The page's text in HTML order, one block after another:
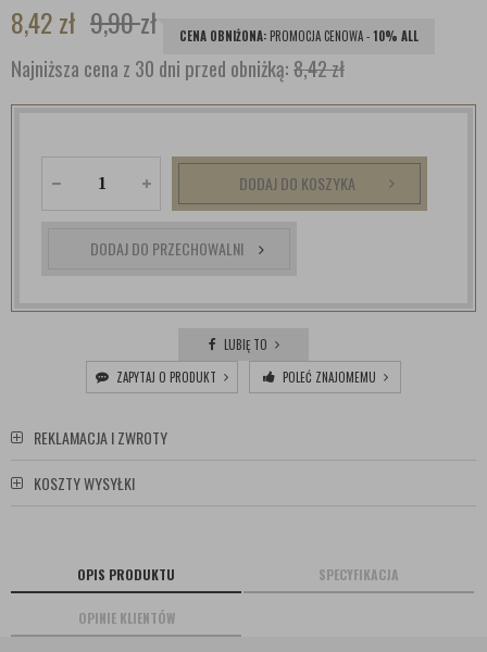
8,42zł 9,90zł CENA OBNIŻONA: PROMOCJA CENOWA -10% ALL
Najniższa cena z 30 dni przed obniżką:8,42 zł
DODAJ DO KOSZYKA
DODAJ DO PRZECHOWALNI
LUBIĘ TO
ZAPYTAJ O PRODUKT
POLEĆ ZNAJOMEMU
REKLAMACJA I ZWROTY
KOSZTY WYSYŁKI
OPIS PRODUKTU SPECYFIKACJA
OPINIE KLIENTÓW